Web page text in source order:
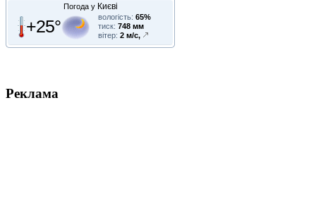
Погода у Києві
+25° вологість: 65%
тиск: 748 мм
вітер: 2 м/с,
Реклама